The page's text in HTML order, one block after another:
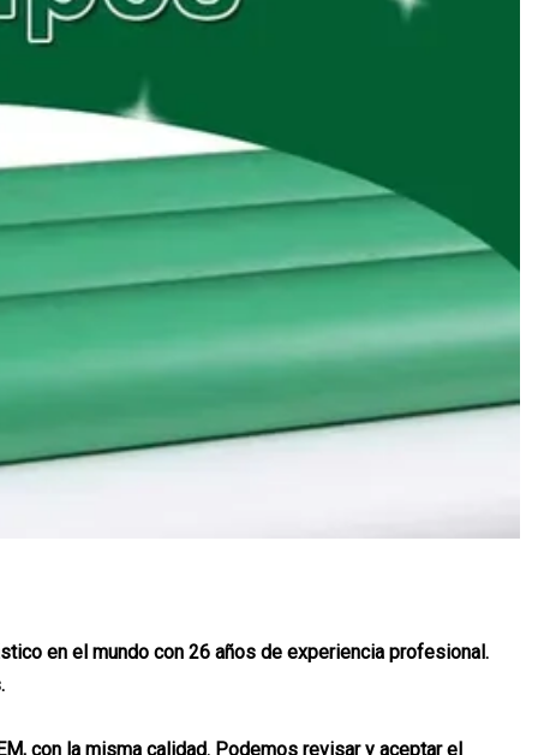
en el mundo con 26 años de experiencia profesional.
con la misma calidad. Podemos revisar y aceptar el